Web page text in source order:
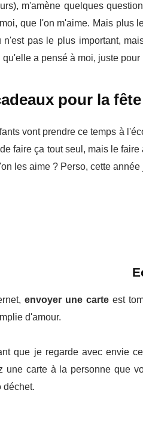
m'amène quelques
que l'on m'aime. Mais plus
n'est pas le plus important,
a pensé à moi, juste pour
pour la
vont prendre ce temps à
faire ça tout seul, mais le faire
les aime ? Perso, cette
envoyer une carte est
d'amour.
que je regarde avec envie
une carte à la personne que
déchet.